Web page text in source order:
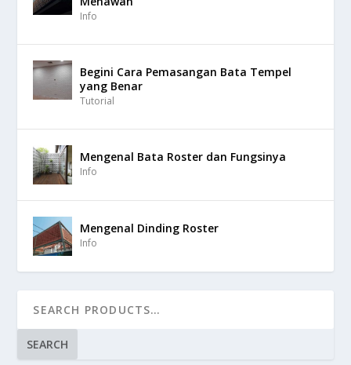
Info
Begini Cara Pemasangan Bata Tempel
yang Benar
Tutorial
Mengenal Bata Roster dan Fungsinya
Info
Mengenal Dinding Roster
Info
SEARCH